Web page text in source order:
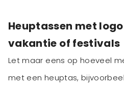
Heuptassen met
vakantie of festivals
Let maar eens op hoeveel
met een heuptas,